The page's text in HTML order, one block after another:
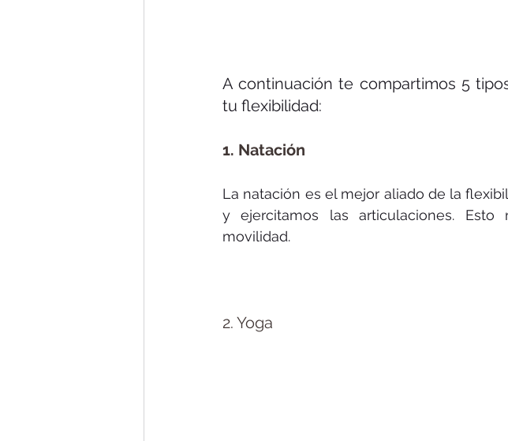
A continuación te compartimos 5
tu flexibilidad:
1. Natación
La natación es el mejor aliado de la
y ejercitamos las articulaciones.
movilidad.
2. Yoga